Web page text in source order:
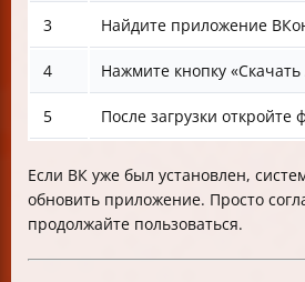
3 Найдите приложение
4 Нажмите кнопку
5 После загрузки
Если ВК уже был установлен,
обновить приложение. Просто
продолжайте пользоваться.